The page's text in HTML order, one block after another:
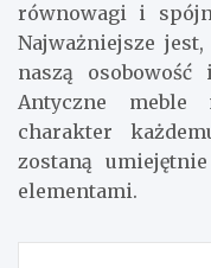
równowagi i
Najważniejsze
naszą
Antyczne meble
charakter
zostaną
elementami.